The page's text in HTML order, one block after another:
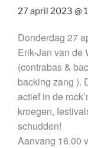
27 april 2023 @
Donderdag 27
Erik-Jan van de
(contrabas &
backing zang ).
actief in de
kroegen,
schudden!
Aanvang 16.00